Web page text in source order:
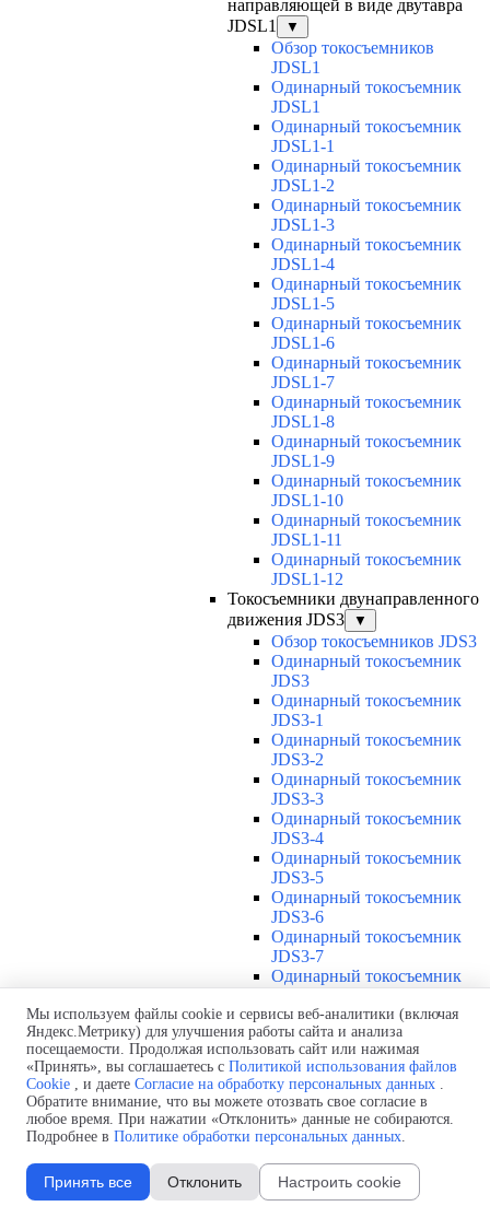
направляющей в виде двутавра
JDSL1
▼
Обзор токосъемников
JDSL1
Одинарный токосъемник
JDSL1
Одинарный токосъемник
JDSL1-1
Одинарный токосъемник
JDSL1-2
Одинарный токосъемник
JDSL1-3
Одинарный токосъемник
JDSL1-4
Одинарный токосъемник
JDSL1-5
Одинарный токосъемник
JDSL1-6
Одинарный токосъемник
JDSL1-7
Одинарный токосъемник
JDSL1-8
Одинарный токосъемник
JDSL1-9
Одинарный токосъемник
JDSL1-10
Одинарный токосъемник
JDSL1-11
Одинарный токосъемник
JDSL1-12
Токосъемники двунаправленного
движения JDS3
▼
Обзор токосъемников JDS3
Одинарный токосъемник
JDS3
Одинарный токосъемник
JDS3-1
Одинарный токосъемник
JDS3-2
Одинарный токосъемник
JDS3-3
Одинарный токосъемник
JDS3-4
Одинарный токосъемник
JDS3-5
Одинарный токосъемник
JDS3-6
Одинарный токосъемник
JDS3-7
Одинарный токосъемник
Одинарный токосъемник
JDS3-9
Одинарный токосъемник
JDS3-10
Одинарный токосъемник
JDS3-11
Одинарный токосъемник
Соединения U12
Защитная оболочка для
Мы используем файлы cookie и сервисы веб-аналитики (включая
Яндекс.Метрику) для улучшения работы сайта и анализа
посещаемости. Продолжая использовать сайт или нажимая
«Принять», вы соглашаетесь с Политикой использования файлов
Cookie , и даете Согласие на обработку персональных данных .
Обратите внимание, что вы можете отозвать свое согласие в
любое время. При нажатии «Отклонить» данные не собираются.
Подробнее в Политике обработки персональных данных.
Принять все Отклонить Настроить cookie